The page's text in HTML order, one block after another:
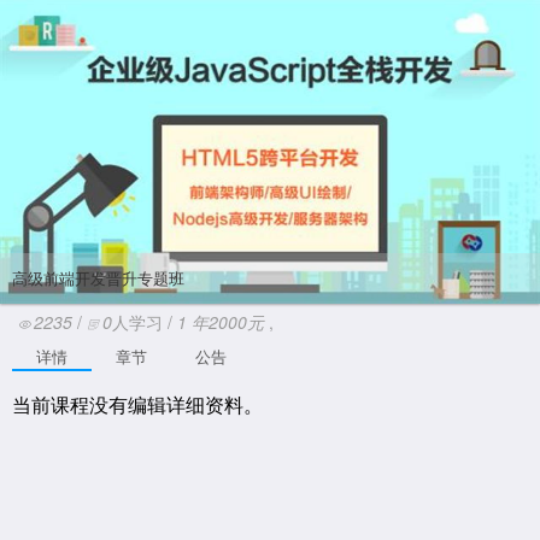
高级前端开发晋升专题班
2235 / 0人学习 / 1 年2000元 ,
详情 章节 公告
当前课程没有编辑详细资料。